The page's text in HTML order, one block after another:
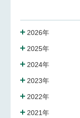
2026年
2025年
2024年
2023年
2022年
2021年